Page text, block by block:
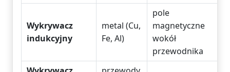
Wykrywacz
indukcyjny
metal (Cu,
Fe, Al)
pole
magnetyczne
wokół
przewodnika